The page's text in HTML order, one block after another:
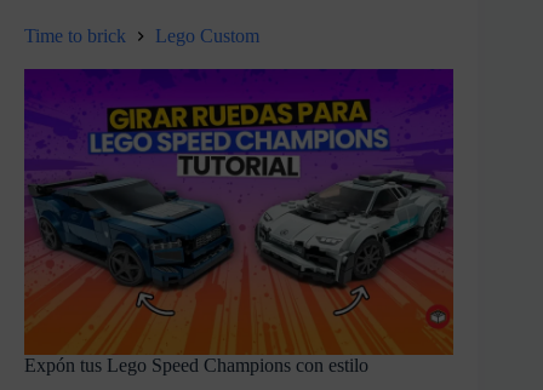
Time to brick Lego Custom
Expón tus Lego Speed Champions con estilo